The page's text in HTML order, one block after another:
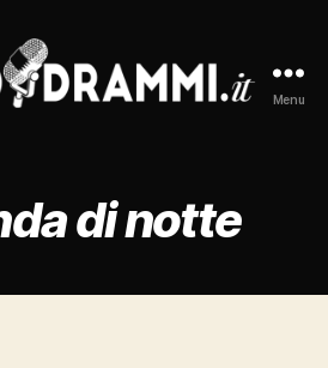
Menu
di notte